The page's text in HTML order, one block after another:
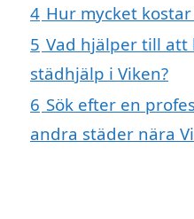
4 Hur mycket
5 Vad hjälper till att
städhjälp i Viken?
6 Sök efter en
andra städer nära